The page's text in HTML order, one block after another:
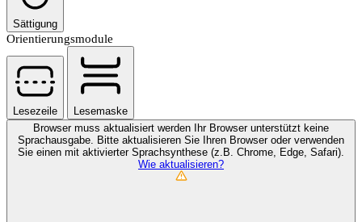
Sättigung
Orientierungsmodule
Lesezeile
Lesemaske
Browser muss aktualisiert werden
Ihr Browser unterstützt keine
Sprachausgabe. Bitte aktualisieren Sie Ihren Browser oder verwenden
Sie einen mit aktivierter Sprachsynthese (z.B. Chrome, Edge, Safari).
Wie aktualisieren?